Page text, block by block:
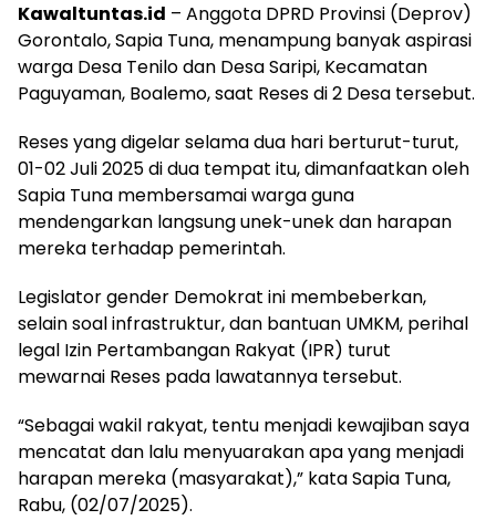
Kawaltuntas.id – Anggota DPRD Provinsi (Deprov)
Gorontalo, Sapia Tuna, menampung banyak aspirasi
warga Desa Tenilo dan Desa Saripi, Kecamatan
Paguyaman, Boalemo, saat Reses di 2 Desa tersebut.
Reses yang digelar selama dua hari berturut-turut,
01-02 Juli 2025 di dua tempat itu, dimanfaatkan oleh
Sapia Tuna membersamai warga guna
mendengarkan langsung unek-unek dan harapan
mereka terhadap pemerintah.
Legislator gender Demokrat ini membeberkan,
selain soal infrastruktur, dan bantuan UMKM, perihal
legal Izin Pertambangan Rakyat (IPR) turut
mewarnai Reses pada lawatannya tersebut.
“Sebagai wakil rakyat, tentu menjadi kewajiban saya
mencatat dan lalu menyuarakan apa yang menjadi
harapan mereka (masyarakat),” kata Sapia Tuna,
Rabu, (02/07/2025).